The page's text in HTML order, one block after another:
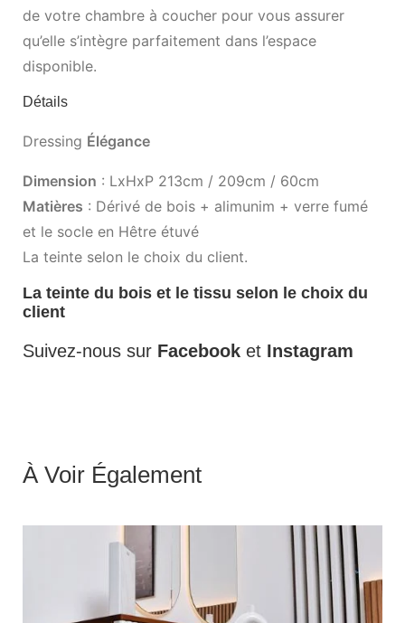
de votre chambre à coucher pour vous assurer
qu’elle s’intègre parfaitement dans l’espace
disponible.
Détails
Dressing Élégance
Dimension : LxHxP 213cm / 209cm / 60cm
Matières : Dérivé de bois + alimunim + verre fumé
et le socle en Hêtre étuvé
La teinte selon le choix du client.
La teinte du bois et le tissu selon le choix du
client
Suivez-nous sur Facebook et Instagram
À Voir Également